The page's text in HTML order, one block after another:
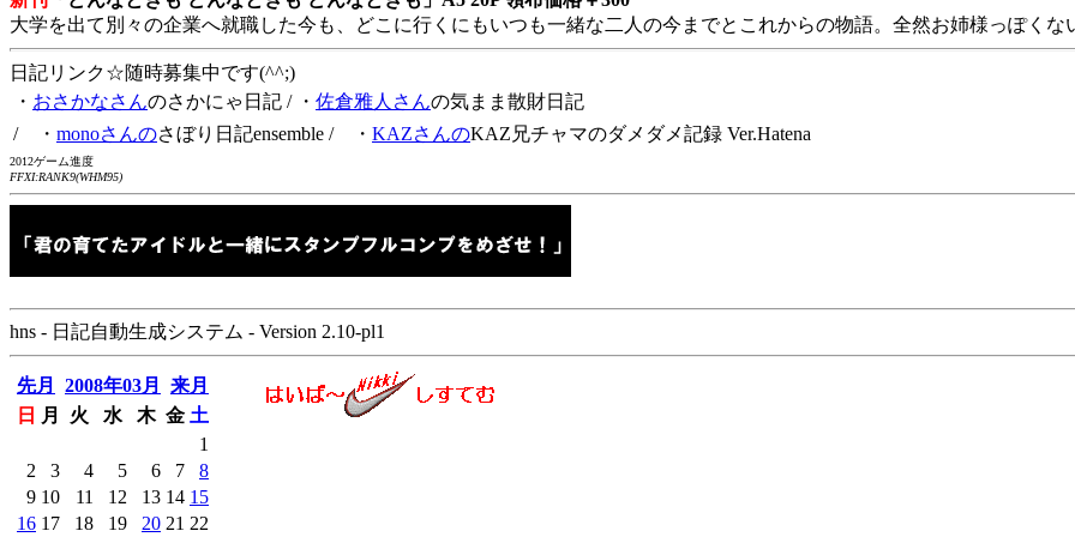
大学を出て別々の企業へ就職した今も、どこに行くにもいつも一緒な二人の今までとこれからの物語。全然お姉様っぽくな
日記リンク☆随時募集中です(^^;)
・ おさかなさんのさかにゃ日記 / ・ 佐倉雅人さんの気まま散財日記
/ ・ monoさんのさぼり日記ensemble / ・ KAZさんのKAZ兄チャマのダメダメ記録 Ver.Hatena
2012ゲーム進度
FFXI:RANK9(WHM95)
hns - 日記自動生成システム - Version 2.10-pl1
先月 2008年03月
来月
日
月 火 水 木 金 土
1
2
3 4 5 6 7
8
9 10 11 12 13 14 15
16 17 18 19 20 21 22